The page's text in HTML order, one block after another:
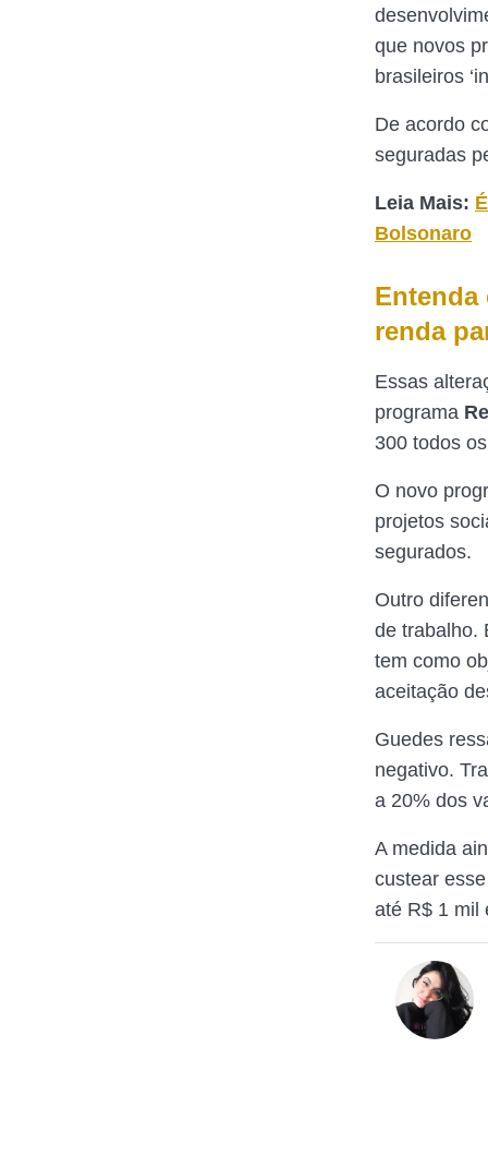
que novos
brasileiros
De acordo
seguradas
Leia Mais:
Bolsonaro
renda
Essas
programa
300 todos
O novo
projetos
segurados.
Outro
de trabalho.
tem como
aceitação
Guedes
negativo.
a 20% dos
A medida
custear
até R$ 1 mil